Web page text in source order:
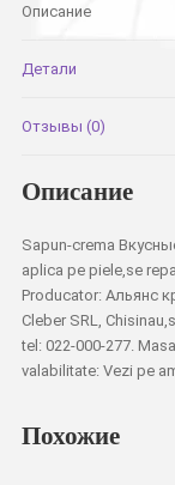
Описание
Детали
Отзывы (0)
Описание
Sapun-crema
aplica pe piele,se
Producator: Альянс
Cleber SRL,
tel: 022-000-277.
valabilitate: Vezi pe
Похожие